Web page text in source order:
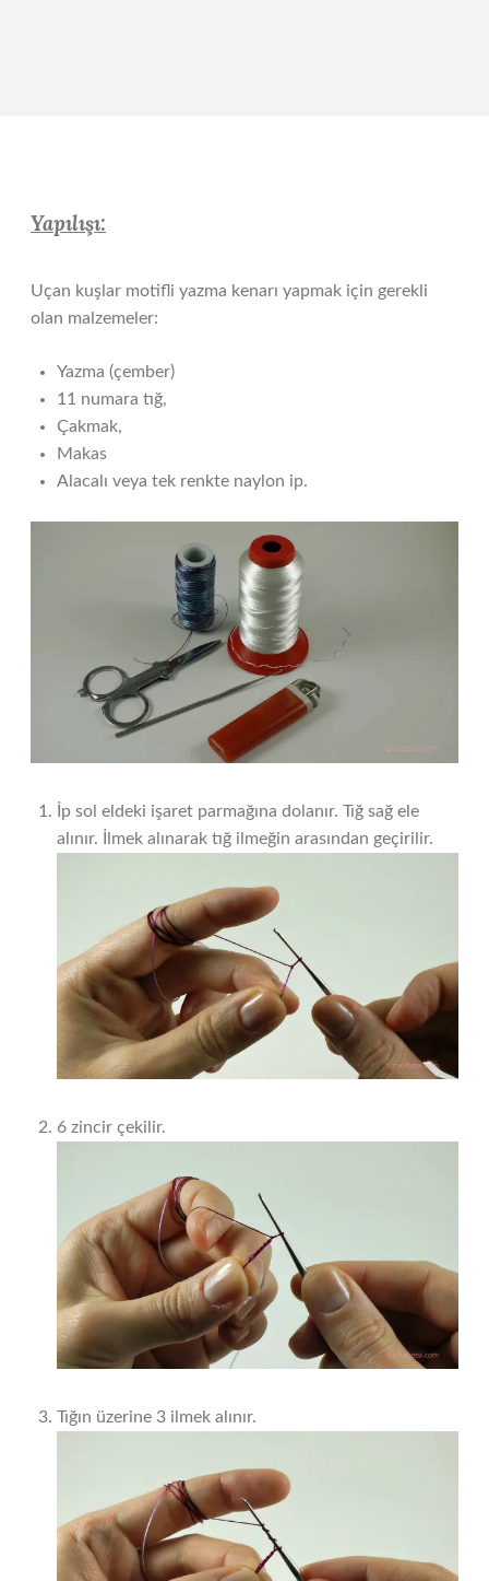
Yapılışı:
Uçan kuşlar motifli yazma kenarı yapmak için gerekli
olan malzemeler:
Yazma (çember)
11 numara tığ,
Çakmak,
Makas
Alacalı veya tek renkte naylon ip.
İp sol eldeki işaret parmağına dolanır. Tığ sağ ele
alınır. İlmek alınarak tığ ilmeğin arasından geçirilir.
6 zincir çekilir.
Tığın üzerine 3 ilmek alınır.